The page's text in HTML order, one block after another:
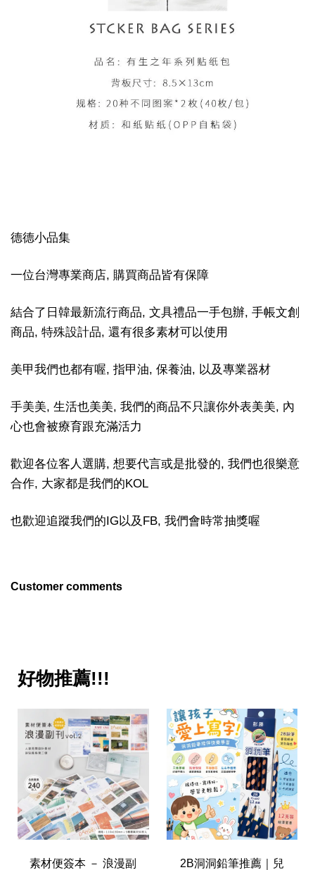
德德小品集
一位台灣專業商店, 購買商品皆有保障
結合了日韓最新流行商品, 文具禮品一手包辦, 手帳文創
商品, 特殊設計品, 還有很多素材可以使用
美甲我們也都有喔, 指甲油, 保養油, 以及專業器材
手美美, 生活也美美, 我們的商品不只讓你外表美美, 內
心也會被療育跟充滿活力
歡迎各位客人選購, 想要代言或是批發的, 我們也很樂意
合作, 大家都是我們的KOL
也歡迎追蹤我們的IG以及FB, 我們會時常抽獎喔
Customer comments
好物推薦!!!
素材便簽本 － 浪漫副
2B洞洞鉛筆推薦｜兒